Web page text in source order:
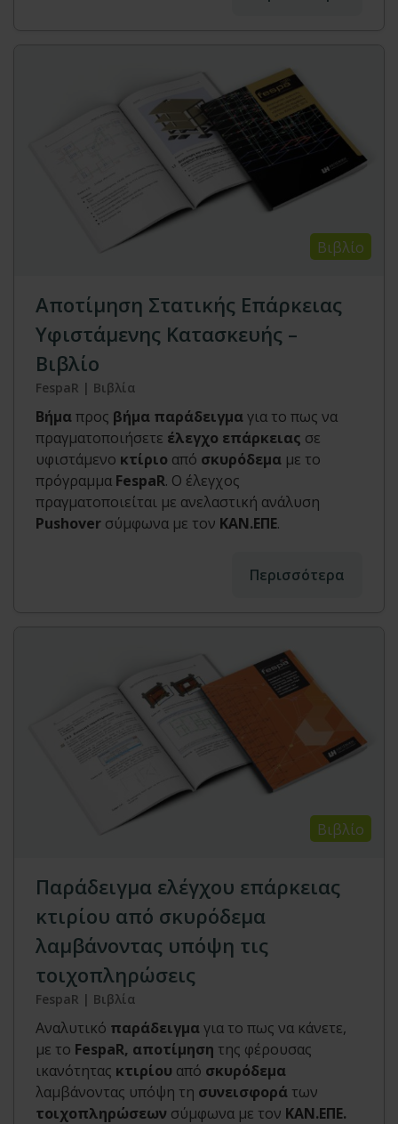
Βιβλίο
Αποτίμηση Στατικής Επάρκειας
Υφιστάμενης Κατασκευής –
Βιβλίο
FespaR | Βιβλία
Βήμαπρος βήμα παράδειγμαγια το πως να
πραγματοποιήσετε έλεγχο επάρκειας σε
υφιστάμενο κτίριο από σκυρόδεμα με το
πρόγραμμα FespaR. Ο έλεγχος
πραγματοποιείται με ανελαστική ανάλυση
Pushover σύμφωνα με τον ΚΑΝ.ΕΠΕ.
Περισσότερα
Βιβλίο
Παράδειγμα ελέγχου επάρκειας
κτιρίου από σκυρόδεμα
λαμβάνοντας υπόψη τις
τοιχοπληρώσεις
FespaR | Βιβλία
Αναλυτικό παράδειγμαγια το πως να κάνετε,
με το FespaR, αποτίμηση της φέρουσας
ικανότητας κτιρίου από σκυρόδεμα
λαμβάνοντας υπόψη τη συνεισφορά των
τοιχοπληρώσεων σύμφωνα με τον ΚΑΝ.ΕΠΕ.